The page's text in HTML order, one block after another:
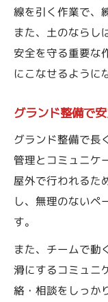
線を引く作業で、
また、土のならし
安全を守る重要な
にこなせるように
グランド整備で
グランド整備で長
管理とコミュニケ
屋外で行われるた
し、無理のないペ
す。
また、チームで動
滑にするコミュニ
絡・相談をしっか